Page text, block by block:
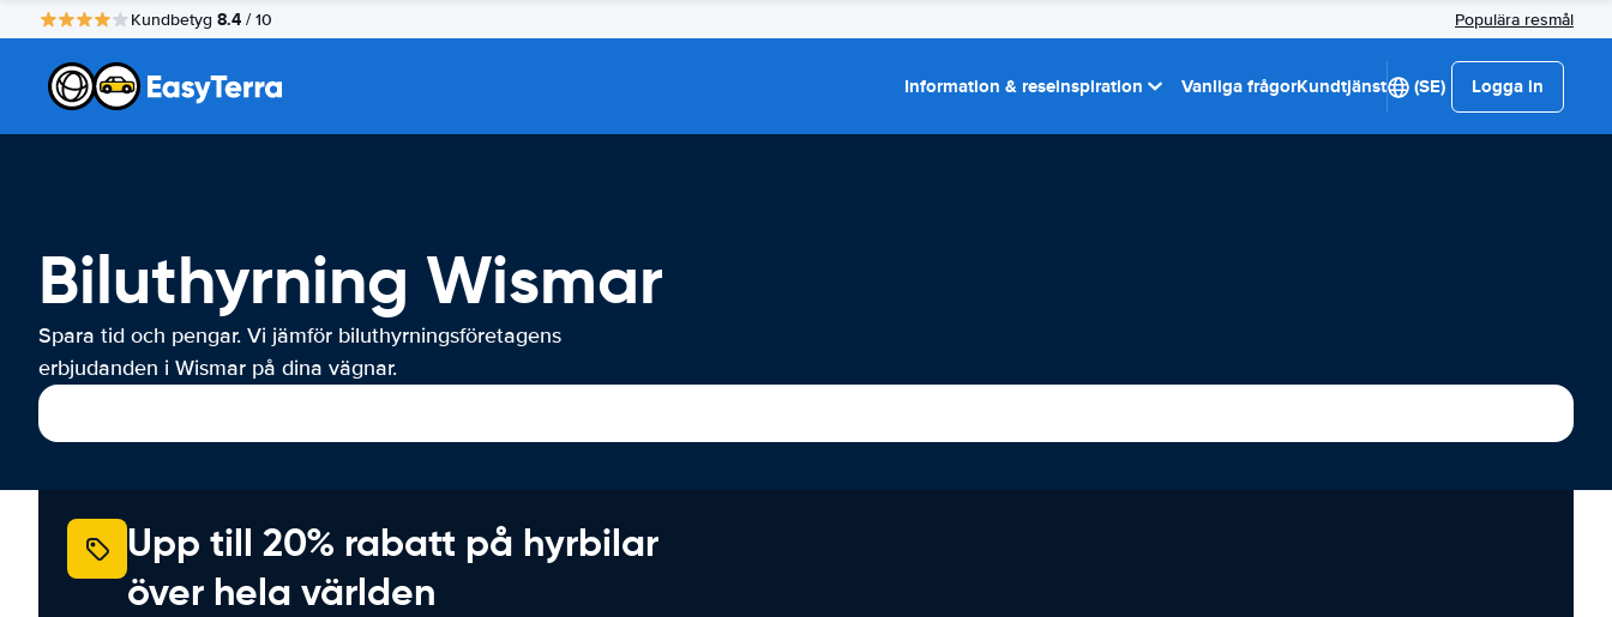
Kundbetyg 8.4 / 10 Populära resmål
Information & reseinspiration Vanliga frågorKundtjänst (SE) Logga in
Biluthyrning Wismar
Spara tid och pengar. Vi jämför biluthyrningsföretagens
erbjudanden i Wismar på dina vägnar.
Upp till 20% rabatt på hyrbilar
över hela världen